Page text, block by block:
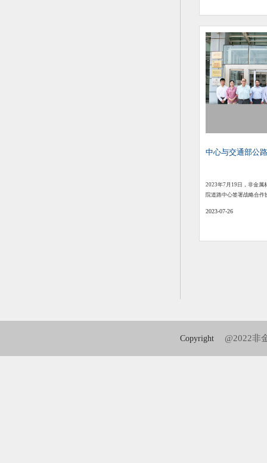
中心与交通部公
2023年7月19日，非金属
院道路中心签署战略合作
2023-07-26
Copyright @2022非